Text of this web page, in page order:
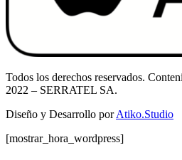
Todos los derechos reservados.
2022 – SERRATEL SA.
Diseño y Desarrollo porAtiko.Studio
[mostrar_hora_wordpress]